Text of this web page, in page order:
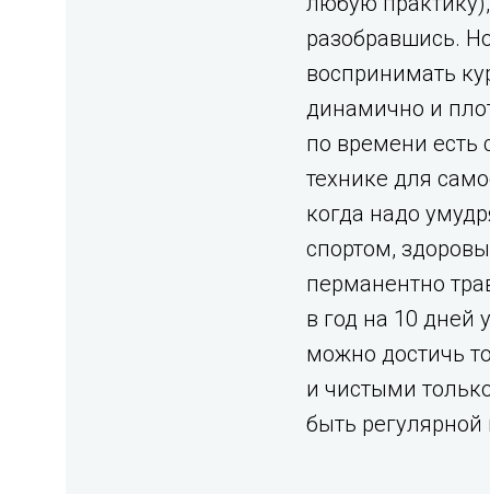
разобравшись.
воспринимать
динамично и
по времени есть
технике для
когда надо
спортом,
перманентно
в год на 10 дней
можно достичь
и чистыми
быть регулярной